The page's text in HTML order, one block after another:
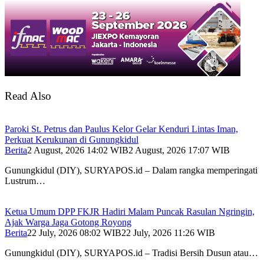
Read Also
Paroki St. Petrus dan Paulus Kelor Gelar Kenduri Lintas Iman,
Perkuat Kerukunan di Gunungkidul
Berita2 August, 2026 14:02 WIB2 August, 2026 17:07 WIB
Gunungkidul (DIY), SURYAPOS.id – Dalam rangka memperingati
Lustrum…
Ketua Umum DPP FKJR Hadiri Malam Puncak Rasulan Ngringin,
Ajak Warga Jaga Gotong Royong
Berita22 July, 2026 08:02 WIB22 July, 2026 11:26 WIB
Gunungkidul (DIY), SURYAPOS.id – Tradisi Bersih Dusun atau…